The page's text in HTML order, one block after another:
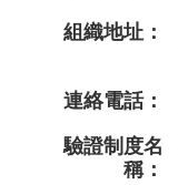
組織地址：
連絡電話：
驗證制度名
稱：